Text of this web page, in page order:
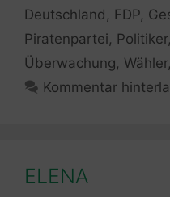
Deutschland , FDP,
Piratenpartei, Politiker,
Überwachung, Wähler,
Kommentar
ELENA